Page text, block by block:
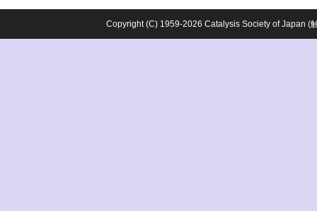
Copyright (C) 1959-2026 Catalysis Society of Japan (